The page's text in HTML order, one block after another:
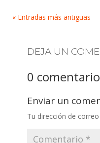
« Entradas más antiguas
DEJA UN
0
Enviar un
Tu dirección de